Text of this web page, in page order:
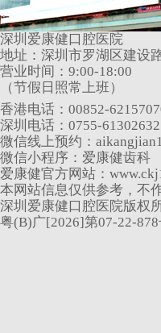
深圳爱康健口腔医院
地址：深圳市罗湖区建设
营业时间：9:00-18:00
（节假日照常上班）
香港电话：00852-
深圳电话：0755-61302632
微信线上预约：
微信小程序：爱康健齿科
爱康健官方网站：
本网站信息仅供参考，不
深圳爱康健口腔医院版权
粤(B)广[2026]第07-22-